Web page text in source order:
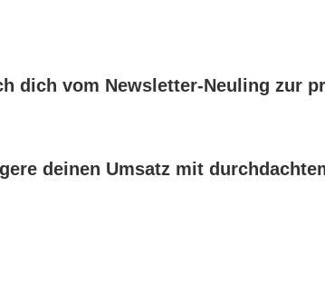
dich vom Newsletter-Neuling zur
deinen Umsatz mit